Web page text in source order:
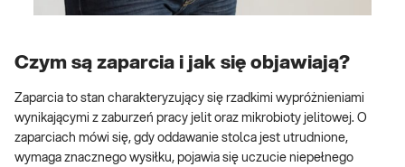
Czym są zaparcia i jak się objawiają?
Zaparcia to stan charakteryzujący się rzadkimi wypróżnieniami
wynikającymi z zaburzeń pracy jelit oraz mikrobioty jelitowej. O
zaparciach mówi się, gdy oddawanie stolca jest utrudnione,
wymaga znacznego wysiłku, pojawia się uczucie niepełnego